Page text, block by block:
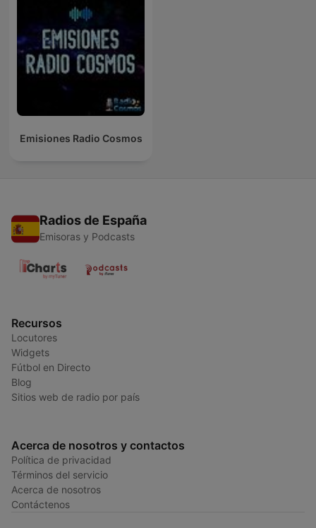
Emisiones Radio Cosmos
Radios de España
Emisoras y Podcasts
Recursos
Locutores
Widgets
Fútbol en Directo
Blog
Sitios web de radio por país
Acerca de nosotros y contactos
Política de privacidad
Términos del servicio
Acerca de nosotros
Contáctenos